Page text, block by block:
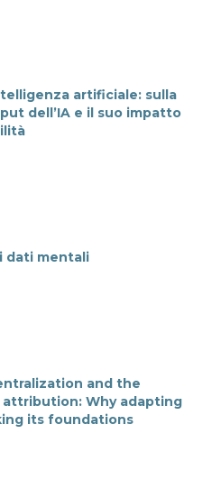
artificiale: sulla
dell’IA e il suo impatto
dati mentali
and the
Why adapting
its foundations